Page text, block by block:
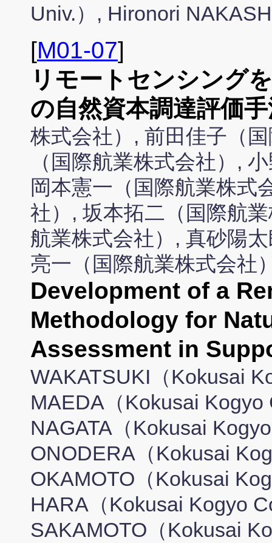
Univ.）, Hironori
[M01-07]
リモートセンシング
の自然資本調達評価
株式会社）, 前田佳子（
（国際航業株式会社）,
岡本憲一（国際航業株式
社）, 坂本拓二（国際航
航業株式会社）, 真砂陽
亮一（国際航業株式会社
Development of a
Methodology for
Assessment in
WAKATSUKI（Kokusai
MAEDA（Kokusai Kogyo
NAGATA（Kokusai
ONODERA（Kokusai
OKAMOTO（Kokusai
HARA（Kokusai Kogyo
SAKAMOTO（Kokusai